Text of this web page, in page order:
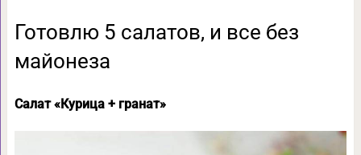
Готовлю 5 салатов, и все без
майонеза
Салат «Курица + гранат»